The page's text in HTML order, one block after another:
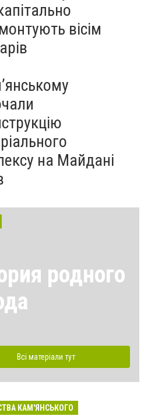
вісім
на Майдані
родного
Всі матеріали тут
КАМ'ЯНСЬКОГО